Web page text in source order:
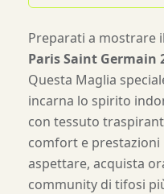
Preparati a mostrare
Paris Saint Germain
Questa Maglia
incarna lo spirito
con tessuto
comfort e prestazioni
aspettare, acquista
community di tifosi